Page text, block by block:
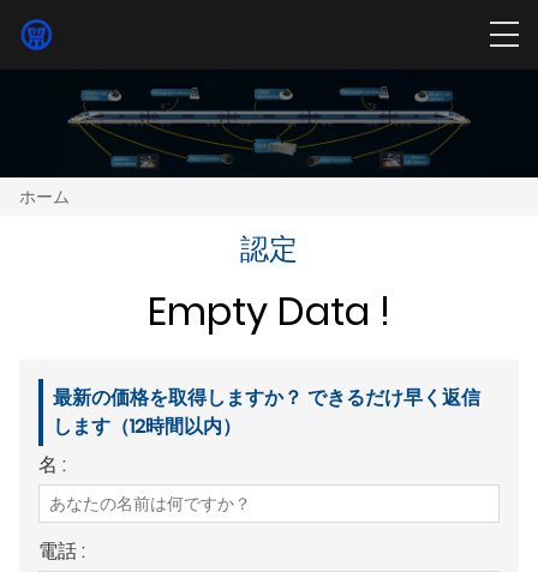
ホーム
認定
Empty Data !
最新の価格を取得しますか？ できるだけ早く返信
します（12時間以内）
名 :
電話 :